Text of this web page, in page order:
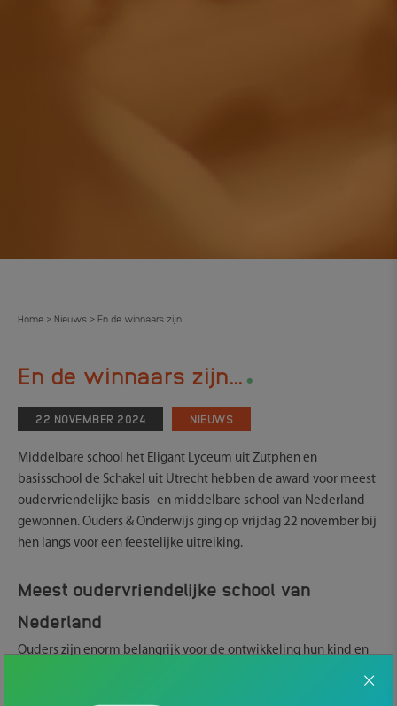
Home > Nieuws > En de winnaars zijn…
En de winnaars zijn….
22 NOVEMBER 2024 NIEUWS
Middelbare school het Eligant Lyceum uit Zutphen en
basisschool de Schakel uit Utrecht hebben de award voor meest
oudervriendelijke basis- en middelbare school van Nederland
gewonnen. Ouders & Onderwijs ging op vrijdag 22 november bij
hen langs voor een feestelijke uitreiking.
Meest oudervriendelijke school van
Nederland
Ouders zijn enorm belangrijk voor de ontwikkeling hun kind en